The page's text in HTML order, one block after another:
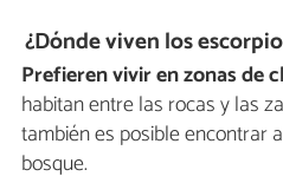
¿Dónde viven los
Prefieren vivir en zonas de
habitan entre las rocas y las
también es posible encontrar
bosque.